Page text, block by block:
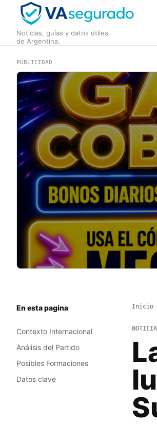
Noticias, guías y datos útiles
de Argentina.
PUBLICIDAD
En esta pagina
Contexto Internacional
Análisis del Partido
Posibles Formaciones
Datos clave
Inicio